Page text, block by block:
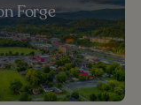
Forge